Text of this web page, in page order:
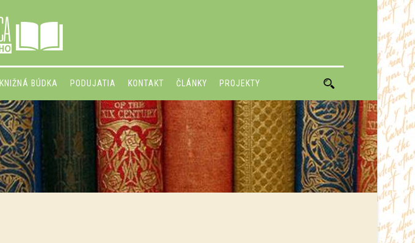
KNIŽNÁ BÚDKA PODUJATIA KONTAKT ČLÁNKY PROJEKTY